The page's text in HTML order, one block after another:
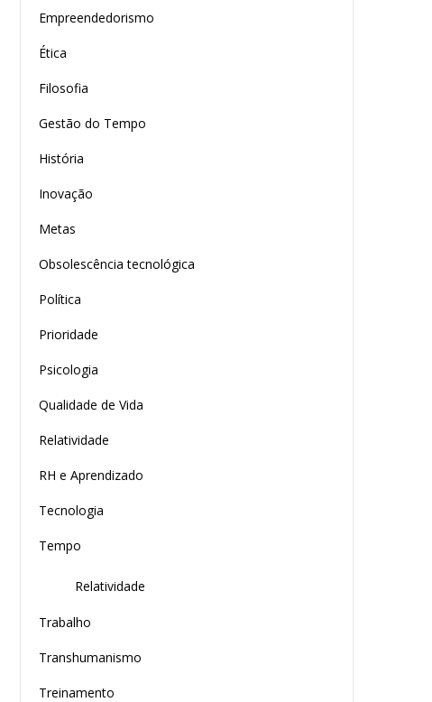
Empreendedorismo
Ética
Filosofia
Gestão do Tempo
História
Inovação
Metas
Obsolescência tecnológica
Política
Prioridade
Psicologia
Qualidade de Vida
Relatividade
RH e Aprendizado
Tecnologia
Tempo
Relatividade
Trabalho
Transhumanismo
Treinamento